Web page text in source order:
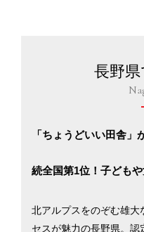
長野
「ちょうどいい田舎
続全国第1位！子ども
北アルプスをのぞむ雄大
セスが魅力の長野県。